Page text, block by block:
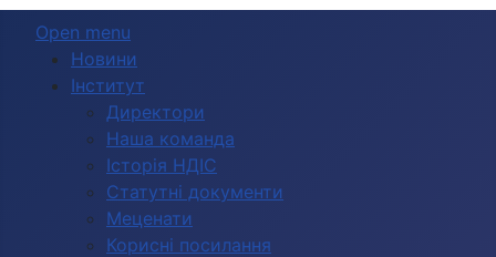
Open menu
Новини
Інститут
Директори
Наша команда
Історія НДІС
Статутні документи
Меценати
Корисні посилання